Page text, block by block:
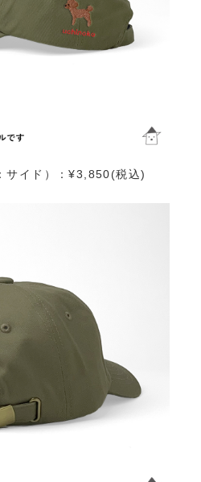
サイド）：¥3,850(税込)